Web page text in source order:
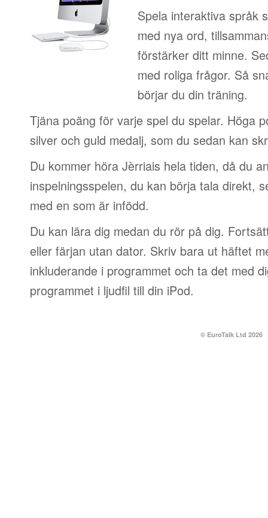
Spela interaktiva språk
med nya ord,
förstärker ditt minne.
med roliga frågor. Så
börjar du din träning.
Tjäna poäng för varje spel du spelar. Höga
silver och guld medalj, som du sedan kan
Du kommer höra Jèrriais hela tiden, då du
inspelningsspelen, du kan börja tala direkt,
med en som är infödd.
Du kan lära dig medan du rör på dig.
eller färjan utan dator. Skriv bara ut häftet
inkluderande i programmet och ta det med
programmet i ljudfil till din iPod.
© EuroTalk Ltd 2026